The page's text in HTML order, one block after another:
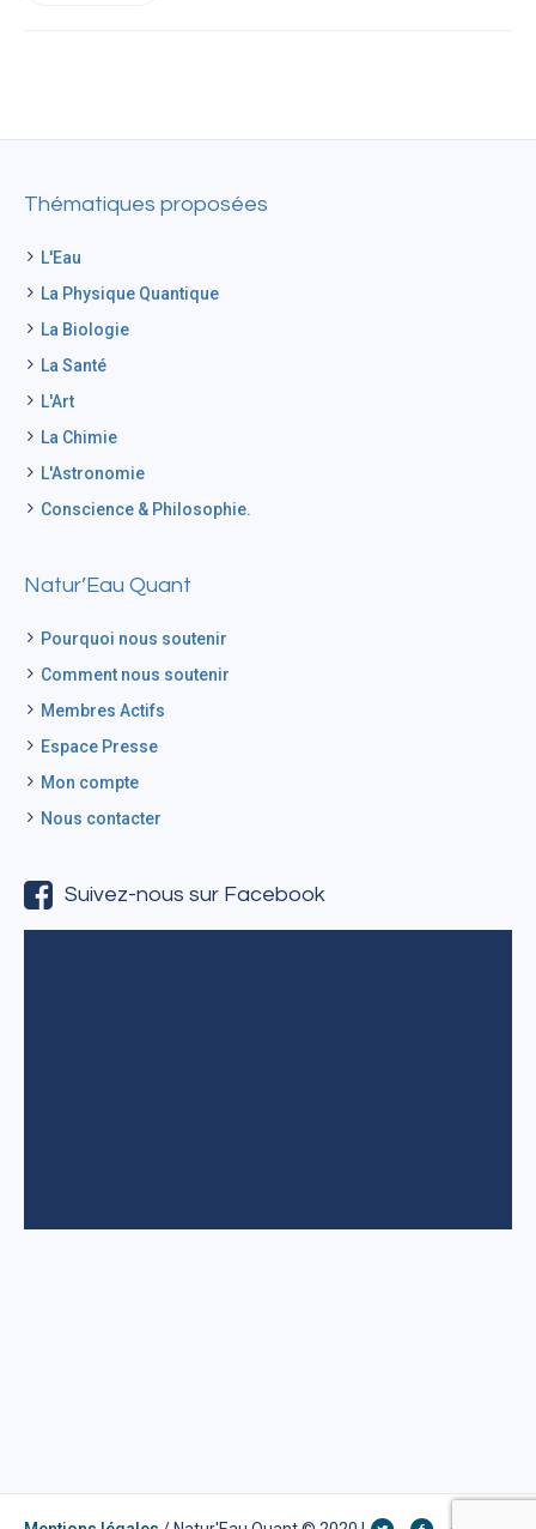
Thématiques proposées
L'Eau
La Physique Quantique
La Biologie
La Santé
L'Art
La Chimie
L'Astronomie
Conscience & Philosophie.
Natur’Eau Quant
Pourquoi nous soutenir
Comment nous soutenir
Membres Actifs
Espace Presse
Mon compte
Nous contacter
Suivez-nous sur Facebook